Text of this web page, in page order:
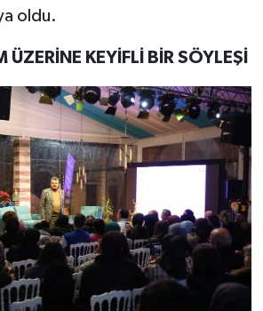
oldu.
ÜZERİNE KEYİFLİ BİR SÖYLEŞİ